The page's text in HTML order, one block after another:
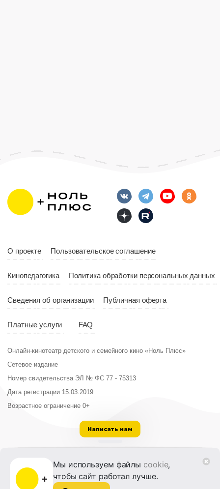
Мы используем файлы cookie,
чтобы сайт работал лучше.
О проекте Пользовательское соглашение
Кинопедагогика Политика обработки персональных данных
Сведения об организации Публичная оферта
Платные услуги FAQ
Онлайн-кинотеатр детского и семейного кино «Ноль Плюс»
Сетевое издание
Номер свидетельства ЭЛ № ФС 77 - 75313
Дата регистрации 15.03.2019
Возрастное ограничение 0+
Написать нам
ООО «Институт развития кино и медиа»
Лицензия на образовательную деятельность
№ Л035-01215-72/00614094 от 30 августа
2022 г.